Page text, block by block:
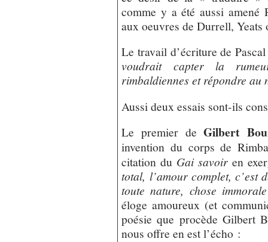
comme y a été aussi amené
aux oeuvres de Durrell, Yeats
Le travail d’écriture de
voudrait capter la
rimbaldiennes et répondre au
Aussi deux essais sont-ils
Le premier deGilbert
invention du corps de
citation du Gai savoir en
total, l’amour complet, c’est
toute nature, chose immorale
éloge amoureux (et
poésie que procède Gilbert
nous offre en est l’écho :